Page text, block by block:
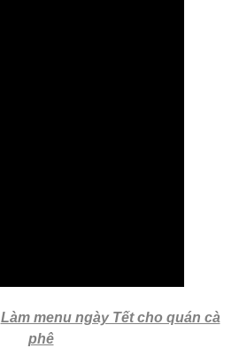
Làm menu ngày Tết cho quán cà
phê